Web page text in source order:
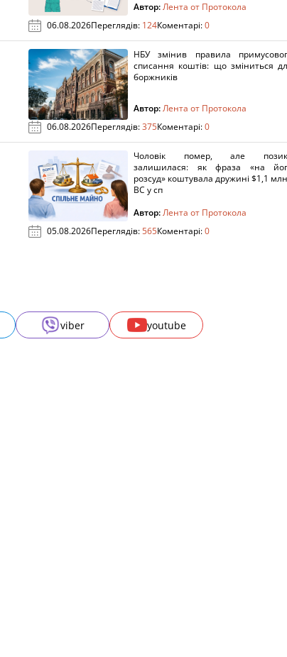
Автор:Лента от Протокола
06.08.2026Переглядів: 124Коментарі:0
НБУ змінив правила
списання коштів: що зміниться
боржників
Автор:Лента от Протокола
06.08.2026Переглядів:375Коментарі:0
Чоловік помер, але
залишилася: як фраза «на
розсуд» коштувала дружині $1,1
ВС у сп
Автор:Лента от Протокола
05.08.2026Переглядів:565Коментарі:0
viber youtube